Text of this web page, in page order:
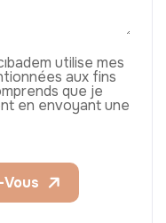
utilise mes
aux fins
que je
en envoyant une